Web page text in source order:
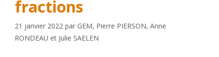
fractions
21 janvier 2022 par GEM, Pierre PIERSON, Anne
RONDEAU et Julie SAELEN